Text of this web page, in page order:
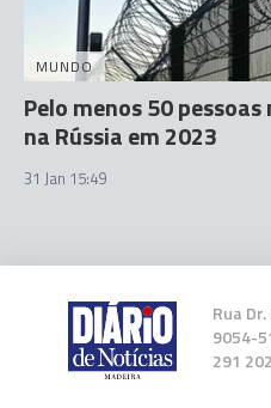
MUNDO
Pelo menos 50
na Rússia em 2023
31 Jan 15:49
Rua
9054-
291